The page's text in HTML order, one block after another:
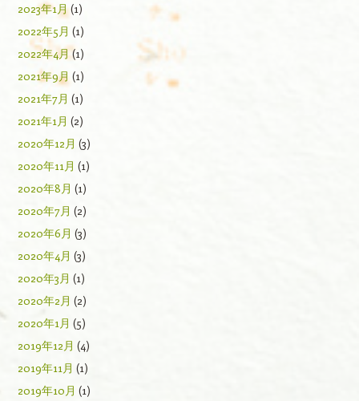
2023年1月(1)
2022年5月 (1)
2022年4月(1)
2021年9月 (1)
2021年7月 (1)
2021年1月 (2)
2020年12月 (3)
2020年11月 (1)
2020年8月 (1)
2020年7月 (2)
2020年6月 (3)
2020年4月 (3)
2020年3月 (1)
2020年2月 (2)
2020年1月 (5)
2019年12月 (4)
2019年11月 (1)
2019年10月 (1)